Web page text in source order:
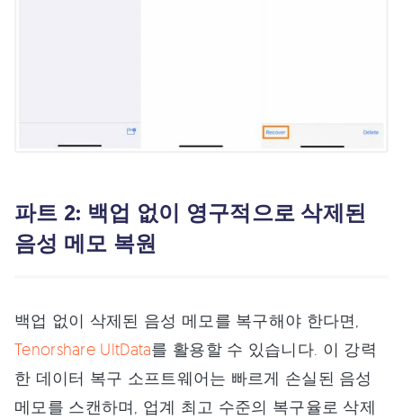
파트 2: 백업 없이 영구적으로 삭제된
음성 메모 복원
백업 없이 삭제된 음성 메모를 복구해야 한다면,
Tenorshare UltData를 활용할 수 있습니다. 이 강력
한 데이터 복구 소프트웨어는 빠르게 손실된 음성
메모를 스캔하며, 업계 최고 수준의 복구율로 삭제